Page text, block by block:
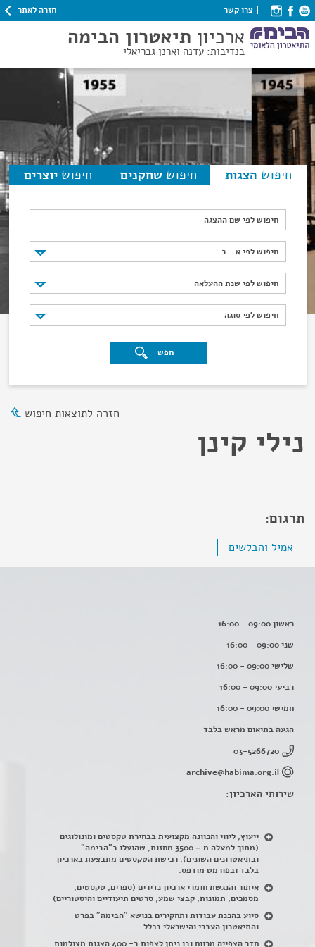
צרו קשר חזרה לאתר
ארכיון תיאטרון הבימה
בנדיבות: עדנה וארנן גבריאלי
חיפוש הצגות חיפוש שחקנים חיפוש יוצרים
חיפוש לפי שם ההצגה
חיפוש לפי א - ב
חיפוש לפי א - ב
חיפוש לפי שנת ההעלאה
חיפוש לפי שנת ההעלאה
חיפוש לפי סוגה
חיפוש לפי סוגה
חפש
חזרה לתוצאות חיפוש
נילי קינן
תרגום:
אמיל והבלשים
ראשון 09:00 - 16:00
שני 09:00 - 16:00
שלישי 09:00 - 16:00
רביעי 09:00 - 16:00
חמישי 09:00 - 16:00
הגעה בתיאום מראש בלבד
03-5266720
archive@habima.org.il
שירותי הארכיון:
ייעוץ, ליווי והכוונה מקצועית בבחירת טקסטים ומונולוגים
(מתוך למעלה מ – 3500 מחזות, שהועלו ב"הבימה"
ובתיאטרונים השונים). רכישת הטקסטים מתבצעת בארכיון
בלבד ובפורמט מודפס.
איתור והנגשת חומרי ארכיון נדירים (ספרים, טקסטים,
מסמכים, תמונות, קבצי שמע, סרטים תיעודיים והיסטוריים)
סיוע בהכנת עבודות ותחקירים בנושא "הבימה" בפרט
והתיאטרון העברי והישראלי בכלל.
חדר הצפייה מרווח ובו ניתן לצפות ב- 400 הצגות מצולמות